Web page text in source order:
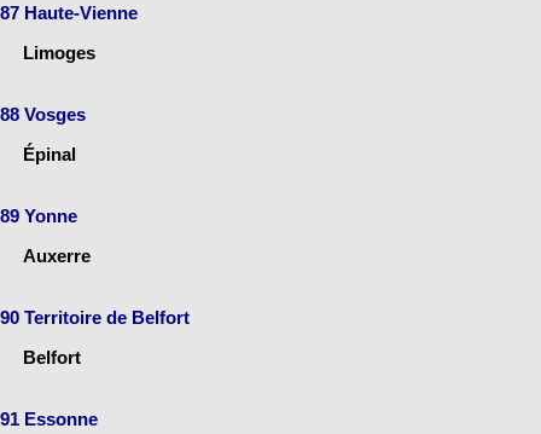
87 Haute-Vienne
Limoges
88 Vosges
Épinal
89 Yonne
Auxerre
90 Territoire de Belfort
Belfort
91 Essonne